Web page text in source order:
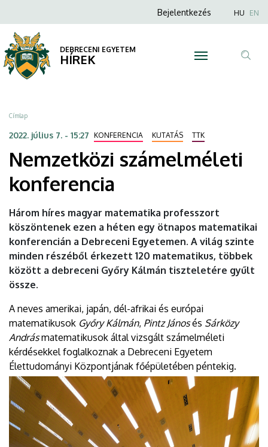
számelméleti
konferencia
DEBRECENI
EGYETEM
a
tartalomra
Anonim
menüje
Bejelentkezés HU EN
DEBRECENI EGYETEM
HÍREK
Morzsa
Címlap
2022. július 7. - 15:27 KONFERENCIA KUTATÁS TTK
Nemzetközi számelméleti
konferencia
Három híres magyar matematika professzort
köszöntenek ezen a héten egy ötnapos matematikai
konferencián a Debreceni Egyetemen. A világ szinte
minden részéből érkezett 120 matematikus, többek
között a debreceni Győry Kálmán tiszteletére gyűlt
össze.
A neves amerikai, japán, dél-afrikai és európai
matematikusok Győry Kálmán, Pintz Jánosés Sárközy
Andrásmatematikusok által vizsgált számelméleti
kérdésekkel foglalkoznak a Debreceni Egyetem
Élettudományi Központjának főépületében péntekig.